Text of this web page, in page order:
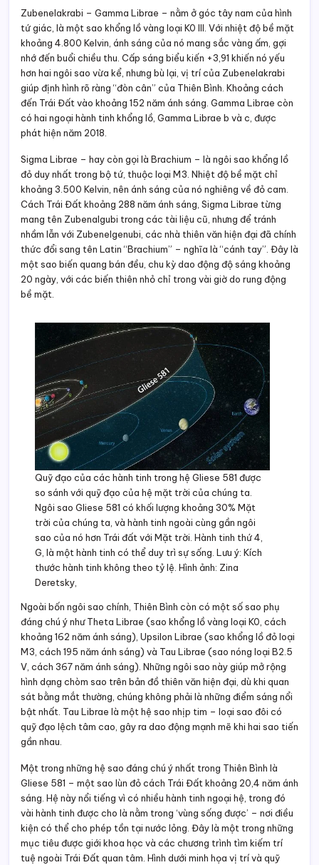
Zubenelakrabi – Gamma Librae – nằm ở góc tây nam của hình
tứ giác, là một sao khổng lồ vàng loại K0 III. Với nhiệt độ bề mặt
khoảng 4.800 Kelvin, ánh sáng của nó mang sắc vàng ấm, gợi
nhớ đến buổi chiều thu. Cấp sáng biểu kiến +3,91 khiến nó yếu
hơn hai ngôi sao vừa kể, nhưng bù lại, vị trí của Zubenelakrabi
giúp định hình rõ ràng “đòn cân” của Thiên Bình. Khoảng cách
đến Trái Đất vào khoảng 152 năm ánh sáng. Gamma Librae còn
có hai ngoại hành tinh khổng lồ, Gamma Librae b và c, được
phát hiện năm 2018.
Sigma Librae – hay còn gọi là Brachium – là ngôi sao khổng lồ
đỏ duy nhất trong bộ tứ, thuộc loại M3. Nhiệt độ bề mặt chỉ
khoảng 3.500 Kelvin, nên ánh sáng của nó nghiêng về đỏ cam.
Cách Trái Đất khoảng 288 năm ánh sáng, Sigma Librae từng
mang tên Zubenalgubi trong các tài liệu cũ, nhưng để tránh
nhầm lẫn với Zubenelgenubi, các nhà thiên văn hiện đại đã chính
thức đổi sang tên Latin “Brachium” – nghĩa là “cánh tay”. Đây là
một sao biến quang bán đều, chu kỳ dao động độ sáng khoảng
20 ngày, với các biến thiên nhỏ chỉ trong vài giờ do rung động
bề mặt.
Quỹ đạo của các hành tinh trong hệ Gliese 581 được
so sánh với quỹ đạo của hệ mặt trời của chúng ta.
Ngôi sao Gliese 581 có khối lượng khoảng 30% Mặt
trời của chúng ta, và hành tinh ngoài cùng gần ngôi
sao của nó hơn Trái đất với Mặt trời. Hành tinh thứ 4,
G, là một hành tinh có thể duy trì sự sống. Lưu ý: Kích
thước hành tinh không theo tỷ lệ. Hình ảnh: Zina
Deretsky,
Ngoài bốn ngôi sao chính, Thiên Bình còn có một số sao phụ
đáng chú ý như Theta Librae (sao khổng lồ vàng loại K0, cách
khoảng 162 năm ánh sáng), Upsilon Librae (sao khổng lồ đỏ loại
M3, cách 195 năm ánh sáng) và Tau Librae (sao nóng loại B2.5
V, cách 367 năm ánh sáng). Những ngôi sao này giúp mở rộng
hình dạng chòm sao trên bản đồ thiên văn hiện đại, dù khi quan
sát bằng mắt thường, chúng không phải là những điểm sáng nổi
bật nhất. Tau Librae là một hệ sao nhịp tim – loại sao đôi có
quỹ đạo lệch tâm cao, gây ra dao động mạnh mẽ khi hai sao tiến
gần nhau.
Một trong những hệ sao đáng chú ý nhất trong Thiên Bình là
Gliese 581 – một sao lùn đỏ cách Trái Đất khoảng 20,4 năm ánh
sáng. Hệ này nổi tiếng vì có nhiều hành tinh ngoại hệ, trong đó
vài hành tinh được cho là nằm trong ‘vùng sống được’ – nơi điều
kiện có thể cho phép tồn tại nước lỏng. Đây là một trong những
mục tiêu được giới khoa học và các chương trình tìm kiếm trí
tuệ ngoài Trái Đất quan tâm. Hình dưới minh họa vị trí và quỹ